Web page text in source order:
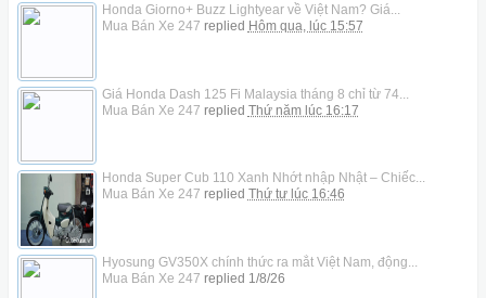
Honda Giorno+ Buzz Lightyear về Việt Nam? Giá...
Mua Bán Xe 247 replied Hôm qua, lúc 15:57
Giá Honda Dash 125 Fi Malaysia tháng 8 chỉ từ 74...
Mua Bán Xe 247 replied Thứ năm lúc 16:17
Honda Super Cub 110 Xanh Nhớt nhập Nhật – Chiếc...
Mua Bán Xe 247 replied Thứ tư lúc 16:46
Hyosung GV350X chính thức ra mắt Việt Nam, động...
Mua Bán Xe 247 replied 1/8/26